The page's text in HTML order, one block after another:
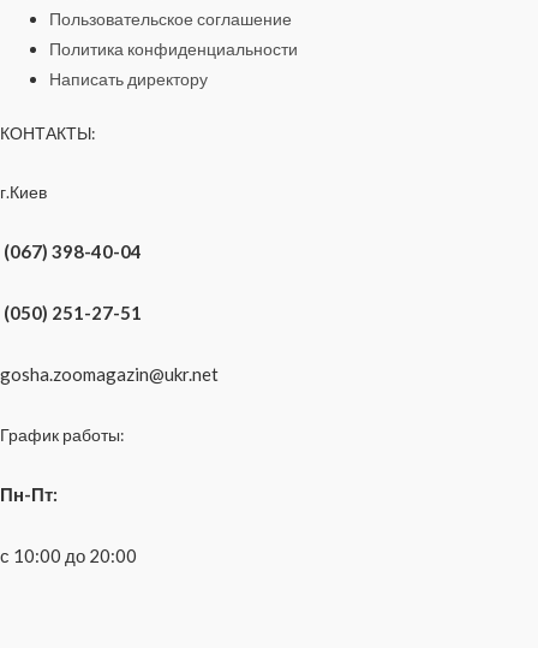
Пользовательское соглашение
Политика конфиденциальности
Написать директору
КОНТАКТЫ:
г.Киев
(067) 398-40-04
(050) 251-27-51
gosha.zoomagazin@ukr.net
График работы:
Пн-Пт:
с 10:00 до 20:00